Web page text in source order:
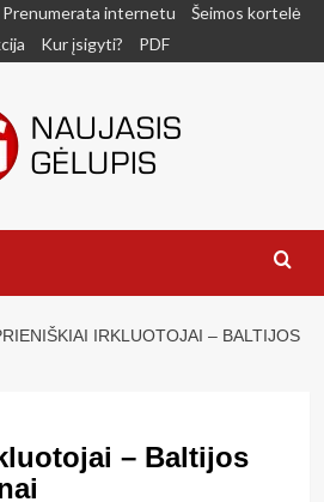
Prenumerata internetu
Šeimos kortelė
Kur įsigyti? PDF
IRKLUOTOJAI – BALTIJOS
– Baltijos